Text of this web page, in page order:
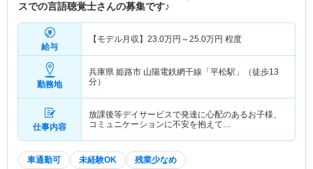
スでの言語聴覚士さんの募集です♪
給与
【モデル月収】 23.0万円～25.0万円 程度
勤務地
兵庫県 姫路市 山陽電鉄網干線「平松駅」（徒歩13
分）
仕事内容
放課後等デイサービスで発達に心配のあるお子様、
コミュニケーションに不安を抱えて…
車通勤可 未経験OK 残業少なめ